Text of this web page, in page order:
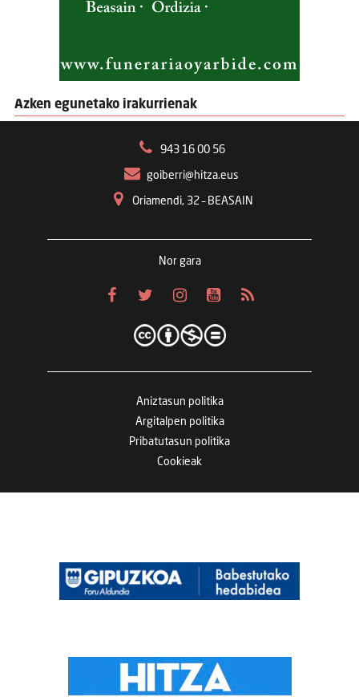
Azken egunetako irakurrienak
943 16 00 56
goiberri@hitza.eus
Oriamendi, 32 – BEASAIN
Nor gara
Aniztasun politika
Argitalpen politika
Pribatutasun politika
Cookieak